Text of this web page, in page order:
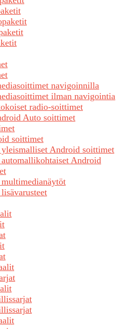
navigoinnilla
ilman navigointia
radio-soittimet
Auto soittimet
soittimet
Android soittimet
Android